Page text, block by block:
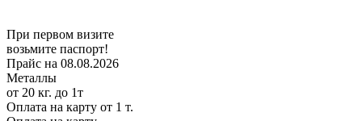
При первом визите
возьмите паспорт!
Прайс на 08.08.2026
Металлы
от 20 кг. до 1т
Оплата на карту от 1 т.